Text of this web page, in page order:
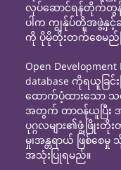
လုပ်ဆောင်ရန်တိုက်တွန်
ပါက ကျွန်ုပ်တို့အဖွဲ့နှ
ကို ပိုမိုတိုးတက်စေမည်
Open
database ကိုရယူခြင်
ထောက်ပံ့ထားသော
အတွက် တာဝန်ယူပြီး
ပုဂ္ဂလများ၏ဖွံ့ဖြိုးတို
မှု၊အန္တရာယ် ဖြစ်စေ
အသုံးပြုရမည်။